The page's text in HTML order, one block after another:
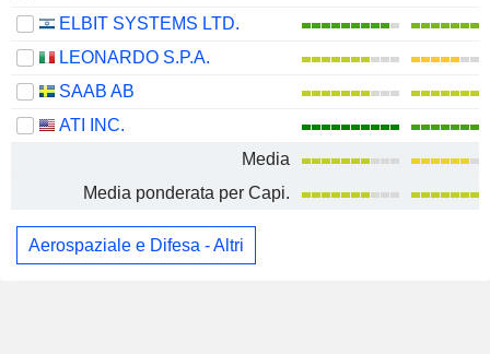
ELBIT SYSTEMS LTD.
LEONARDO S.P.A.
SAAB AB
ATI INC.
Media
Media ponderata per Capi.
Aerospaziale e Difesa - Altri